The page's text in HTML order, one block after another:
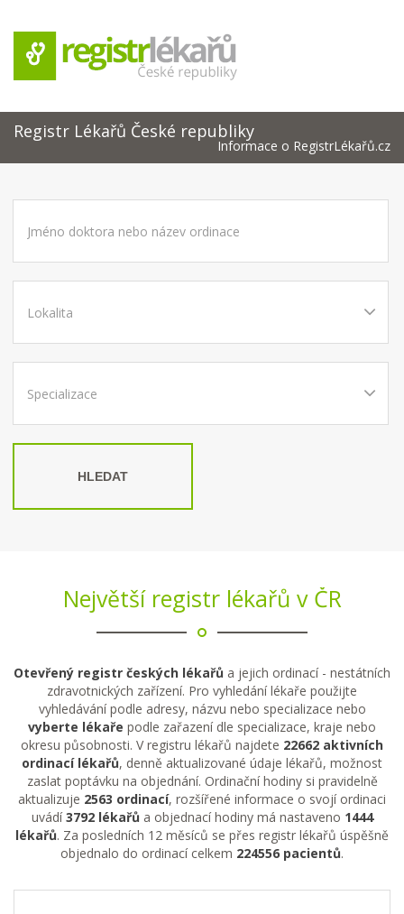
Registr Lékařů České republiky
Informace o RegistrLékařů.cz
HLEDAT
Největší registr lékařů v ČR
Otevřený registr českých lékařů a jejich ordinací - nestátních
zdravotnických zařízení. Pro vyhledání lékaře použijte
vyhledávání podle adresy, názvu nebo specializace nebo
vyberte lékaře podle zařazení dle specializace, kraje nebo
okresu působnosti. V registru lékařů najdete 22662 aktivních
ordinací lékařů, denně aktualizované údaje lékařů, možnost
zaslat poptávku na objednání. Ordinační hodiny si pravidelně
aktualizuje 2563 ordinací, rozšířené informace o svojí ordinaci
uvádí3792 lékařů a objednací hodiny má nastaveno 1444
lékařů. Za posledních 12 měsíců se přes registr lékařů úspěšně
objednalo do ordinací celkem 224556 pacientů.